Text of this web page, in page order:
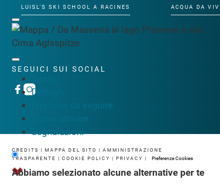
Dettagli
Direzioni da seguire
Segnalazioni
Abbiamo selezionato alcune alternative per te
LUISL'S SKI SCHOOL A RACINES ACQUA DA
SEGUICI SUI SOCIAL
CREDITS | MAPPA DEL SITO | AMMINISTRAZIONE
TRASPARENTE | COOKIE POLICY | PRIVACY | Preferenze Cookies